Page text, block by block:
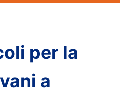
per la
a